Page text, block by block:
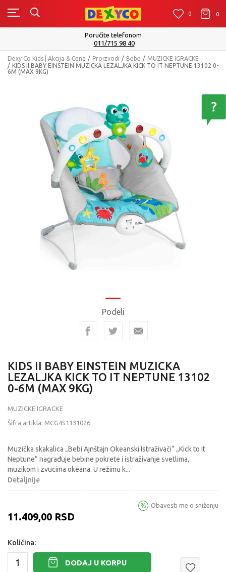
0 0 0
Isporuku možete očekivati u roku od 2 do 4
Dexy Co Kids | Akcija & Cena Proizvodi Bebe
MUZICKE IGRACKE
KIDS II BABY EINSTEIN MUZICKA LEZALJKA KICK TO IT NEPTUNE 13102 0-
6M (MAX 9KG)
Podeli
KIDS II BABY EINSTEIN MUZICKA
LEZALJKA KICK TO IT NEPTUNE 13102
0-6M (MAX 9KG)
MUZICKE IGRACKE
Šifra artikla: MCG451131026
Muzička skakalica „Bebi Ajnštajn Okeanski Istraživači“ „Kick to It
Neptune“ nagrađuje bebine pokrete i istraživanje svetlima,
muzikom i zvucima okeana. U režimu k...
Detaljnije
11.409,00 RSD
Obavesti me o sniženju
Količina:
DODAJ U KORPU